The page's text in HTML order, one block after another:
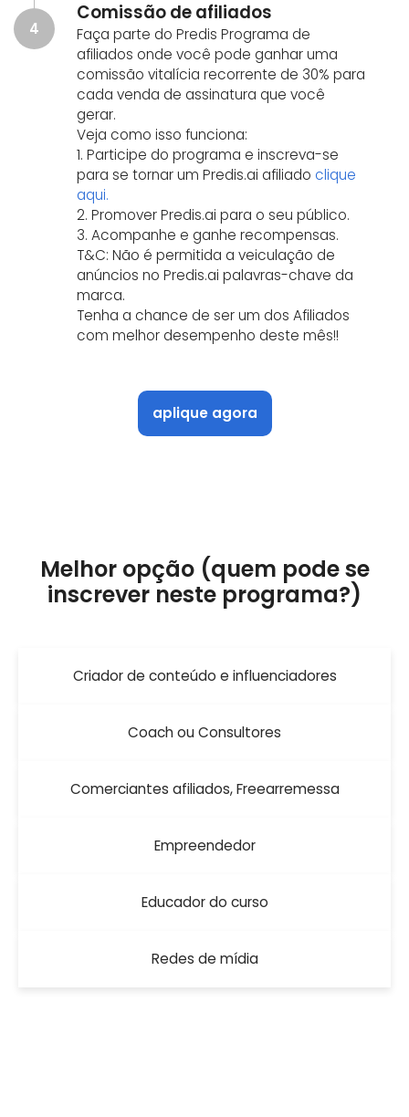
4
Comissão de afiliados
Faça parte do Predis Programa de
afiliados onde você pode ganhar uma
comissão vitalícia recorrente de 30% para
cada venda de assinatura que você
gerar.
Veja como isso funciona:
1. Participe do programa e inscreva-se
para se tornar um Predis.ai afiliado clique
aqui.
2. Promover Predis.ai para o seu público.
3. Acompanhe e ganhe recompensas.
T&C: Não é permitida a veiculação de
anúncios no Predis.ai palavras-chave da
marca.
Tenha a chance de ser um dos Afiliados
com melhor desempenho deste mês!!
aplique agora
Melhor opção (quem pode se
inscrever neste programa?)
Criador de conteúdo e influenciadores
Coach ou Consultores
Comerciantes afiliados, Freearremessa
Empreendedor
Educador do curso
Redes de mídia